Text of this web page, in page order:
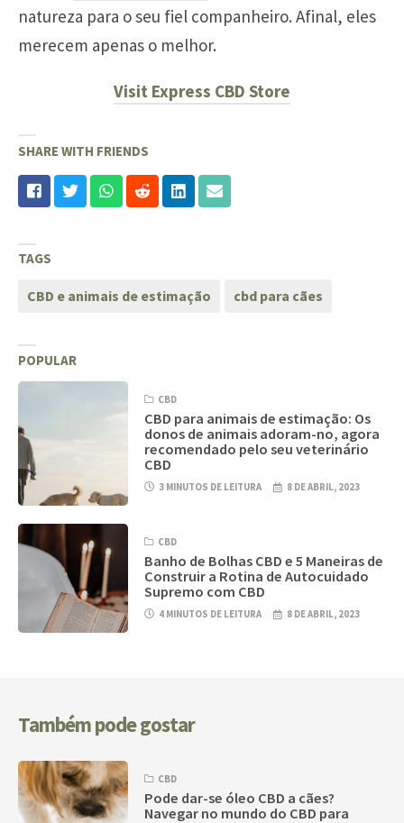
natureza para o seu fiel companheiro. Afinal, eles
merecem apenas o melhor.
Visit Express CBD Store
SHARE WITH FRIENDS
TAGS
CBD e animais de estimação cbd para cães
POPULAR
CBD
CBD para animais de estimação: Os
donos de animais adoram-no, agora
recomendado pelo seu veterinário
CBD
3 MINUTOS DE LEITURA 8 DE ABRIL, 2023
CBD
Banho de Bolhas CBD e 5 Maneiras de
Construir a Rotina de Autocuidado
Supremo com CBD
4 MINUTOS DE LEITURA 8 DE ABRIL, 2023
Também pode gostar
CBD
Pode dar-se óleo CBD a cães?
Navegar no mundo do CBD para